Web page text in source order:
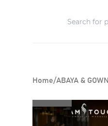
Home/ABAYA & GOWN